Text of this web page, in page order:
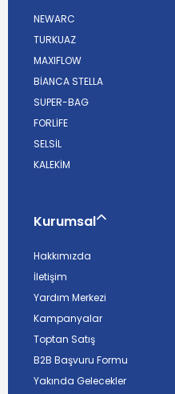
NEWARC
TURKUAZ
MAXIFLOW
BİANCA STELLA
SUPER-BAG
FORLİFE
SELSİL
KALEKİM
Kurumsal
Hakkımızda
İletişim
Yardım Merkezi
Kampanyalar
Toptan Satış
B2B Başvuru Formu
Yakında Gelecekler